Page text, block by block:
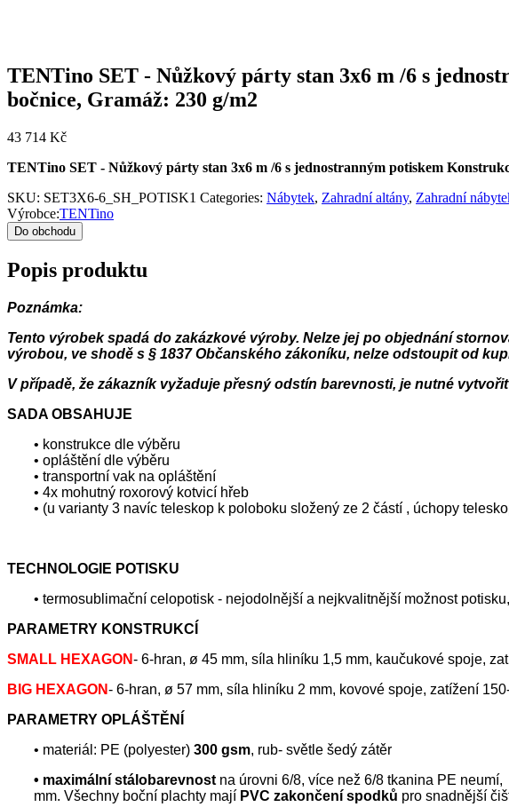
TENTino SET - Nůžkový párty stan 3x6 m /6 s
bočnice, Gramáž: 230 g/m2
43 714 Kč
TENTino SET - Nůžkový párty stan 3x6 m /6 s jednostranným potiskem
SKU: SET3X6-6_SH_POTISK1 Categories: Nábytek, Zahradní altány, Zahradní
Výrobce:TENTino
Do obchodu
Popis produktu
Poznámka:
Tento výrobek spadá do zakázkové výroby. Nelze jej po objednání
výrobou, ve shodě s § 1837 Občanského zákoníku, nelze odstoupit od
V případě, že zákazník vyžaduje přesný odstín barevnosti, je nutné
SADA OBSAHUJE
• konstrukce dle výběru
• opláštění dle výběru
• transportní vak na opláštění
• 4x mohutný roxorový kotvicí hřeb
• (u varianty 3 navíc teleskop k poloboku složený ze 2 částí , úchopy
TECHNOLOGIE POTISKU
• termosublimační celopotisk - nejodolnější a nejkvalitnější možnost
PARAMETRY KONSTRUKCÍ
SMALL HEXAGON- 6-hran, ø 45 mm, síla hliníku 1,5 mm, kaučukové spoje,
BIG HEXAGON- 6-hran, ø 57 mm, síla hliníku 2 mm, kovové spoje, zatížení
PARAMETRY OPLÁŠTĚNÍ
• materiál: PE (polyester) 300 gsm, rub- světle šedý zátěr
• maximální stálobarevnost na úrovni 6/8, více než 6/8 tkanina PE
mm. Všechny boční plachty mají PVC zakončení spodků pro snadnější